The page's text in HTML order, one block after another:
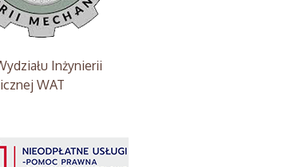
Inżynierii
WAT